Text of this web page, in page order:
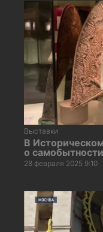
Выставки
В
о
28 февраля 2025 9:10